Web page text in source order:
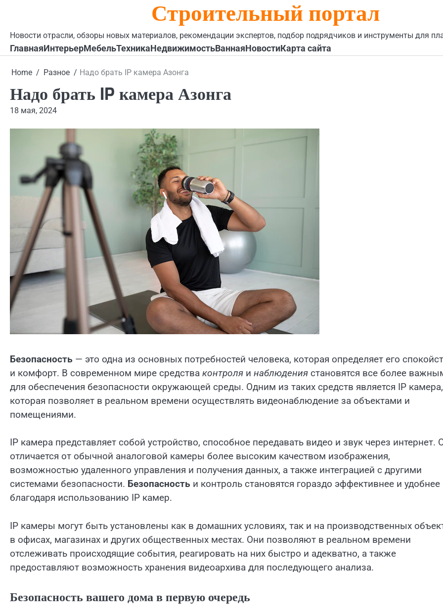
Строительный портал
Новости отрасли, обзоры новых материалов, рекомендации экспертов, подбор подрядчиков и инструменты для
ГлавнаяИнтерьерМебельТехникаНедвижимостьВаннаяНовостиКарта сайта
Home Разное Надо брать IP камера Азонга
Надо брать IP камера Азонга
18 мая, 2024
Безопасность — это одна из основных потребностей человека, которая определяет его
и комфорт. В современном мире средства контроля и наблюдения становятся все более
для обеспечения безопасности окружающей среды. Одним из таких средств является IP камера,
которая позволяет в реальном времени осуществлять видеонаблюдение за объектами и
помещениями.
IP камера представляет собой устройство, способное передавать видео и звук через интернет.
отличается от обычной аналоговой камеры более высоким качеством изображения,
возможностью удаленного управления и получения данных, а также интеграцией с другими
системами безопасности. Безопасность и контроль становятся гораздо эффективнее и удобнее
благодаря использованию IP камер.
IP камеры могут быть установлены как в домашних условиях, так и на производственных
в офисах, магазинах и других общественных местах. Они позволяют в реальном времени
отслеживать происходящие события, реагировать на них быстро и адекватно, а также
предоставляют возможность хранения видеоархива для последующего анализа.
Безопасность вашего дома в первую очередь